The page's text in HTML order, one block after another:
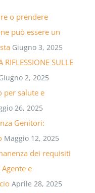
o prendere
può essere un
Giugno 3, 2025
RIFLESSIONE SULLE
2, 2025
per salute e
26, 2025
Genitori:
Maggio 12, 2025
dei requisiti
e
Aprile 28, 2025